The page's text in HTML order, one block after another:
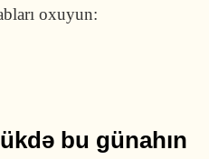
oxuyun:
bu günahın